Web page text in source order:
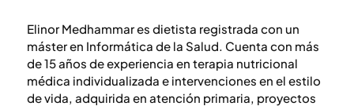
Elinor Medhammar es dietista registrada con un
máster en Informática de la Salud. Cuenta con más
de 15 años de experiencia en terapia nutricional
médica individualizada e intervenciones en el estilo
de vida, adquirida en atención primaria, proyectos